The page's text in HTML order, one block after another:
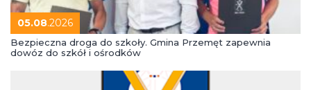
05.08.2026
Bezpieczna droga do szkoły. Gmina Przemęt zapewnia
dowóz do szkół i ośrodków